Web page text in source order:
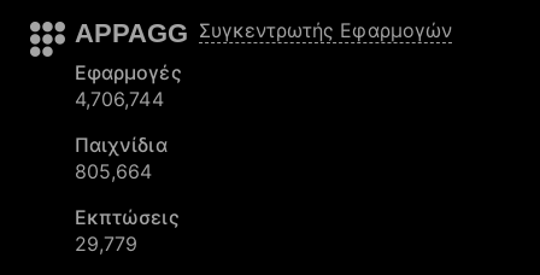
APPAGG Συγκεντρωτής Εφαρμογών
Εφαρμογές
4,706,744
Παιχνίδια
805,664
Εκπτώσεις
29,779